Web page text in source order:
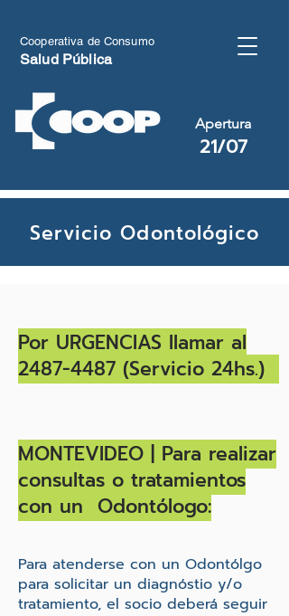
Cooperativa de Consumo
Salud Pública
Apertura
21/07
Servicio Odontológico
Por URGENCIAS llamar al
2487-4487 (Servicio 24hs.)
MONTEVIDEO | Para realizar
consultas o tratamientos
con un Odontólogo:
Para atenderse con un Odontólgo
para solicitar un diagnóstio y/o
tratamiento, el socio deberá seguir